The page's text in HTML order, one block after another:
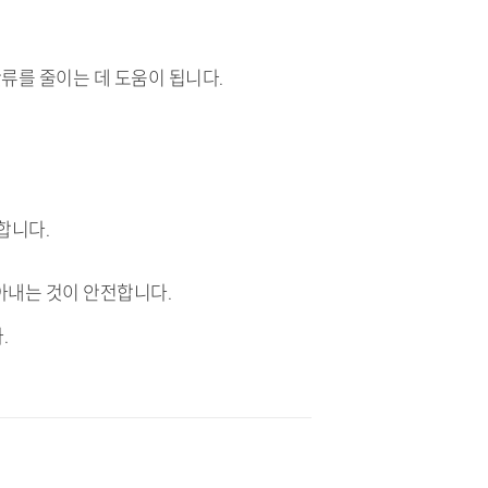
를 줄이는 데 도움이 됩니다.
니다.
는 것이 안전합니다.